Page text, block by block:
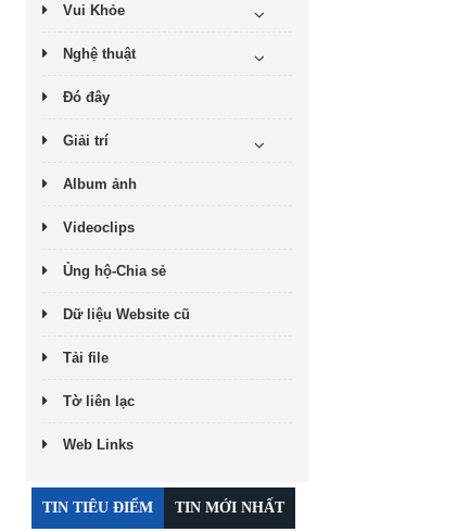
Vui Khỏe
Nghệ thuật
Đó đây
Giải trí
Album ảnh
Videoclips
Ủng hộ-Chia sẻ
Dữ liệu Website cũ
Tải file
Tờ liên lạc
Web Links
TIN TIÊU ĐIỂM TIN MỚI NHẤT